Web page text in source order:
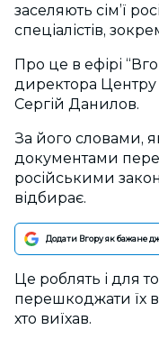
заселяють сім’ї
спеціалістів,
Про це в ефірі
директора Центру
Сергій Данилов.
За його словами,
документами
російськими
відбирає.
Додати Вгору як бажане
Це роблять і для
перешкоджати їх
хто виїхав.